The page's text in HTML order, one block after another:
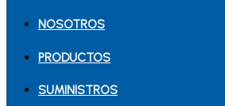
NOSOTROS
PRODUCTOS
SUMINISTROS